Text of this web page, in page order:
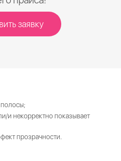
заявку
и некорректно показывает
прозрачности.